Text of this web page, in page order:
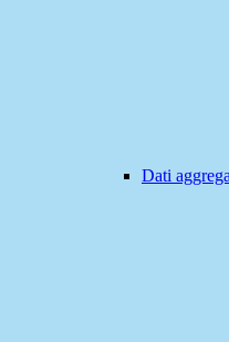
Dati